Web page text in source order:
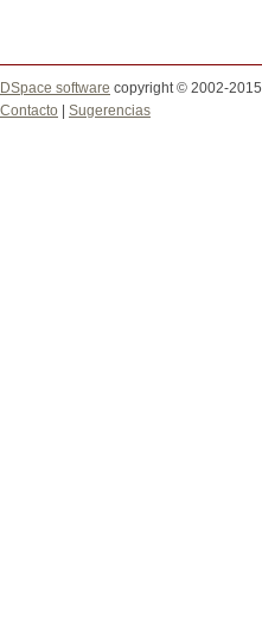
DSpace software copyright © 2002-2015
Contacto
Sugerencias